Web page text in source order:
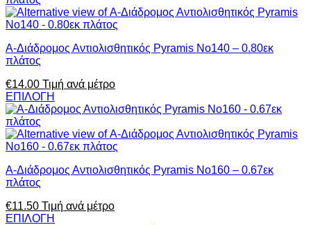
Α-Διάδρομος Αντιολισθητικός Pyramis No140 – 0.80εκ
πλάτος
€14.00 Τιμή ανά μέτρο
ΕΠΙΛΟΓΗ
Α-Διάδρομος Αντιολισθητικός Pyramis No160 – 0.67εκ
πλάτος
€11.50 Τιμή ανά μέτρο
ΕΠΙΛΟΓΗ